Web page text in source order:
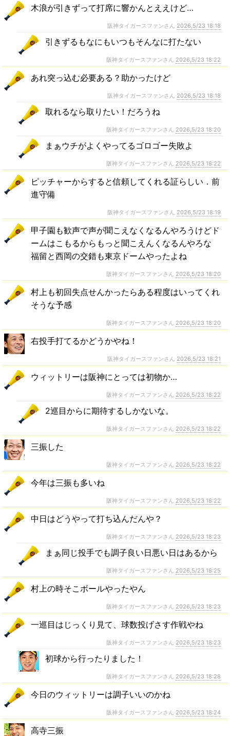
木浪が引きずって打席に響かんとええけど…
阪神タイガースファンさん 2026,5/23 18:18
引きずるもなにもいつもそんなに打たない
阪神タイガースファンさん 2026,5/23 18:22
あれ突っ込む必要ある？助かったけど
阪神タイガースファンさん 2026,5/23 18:18
取れるなら取りたい！だろうね
阪神タイガースファンさん 2026,5/23 18:20
まぁウチがよくやってるゴロゴー失敗よ
阪神タイガースファンさん 2026,5/23 18:22
ピッチャーからすると信頼してくれる証らしい．前
進守備
阪神タイガースファンさん 2026,5/23 18:19
甲子園も歓声で声が聞こえなくなるんやろうけどド
ームはこもるからもっと聞こえんくなるんやろな
福留と西岡の交錯も東京ドームやったよね
阪神タイガースファンさん 2026,5/23 18:20
村上も初回失点せんかったらある程度はいってくれ
そうな予感
阪神タイガースファンさん 2026,5/23 18:20
右投手打てるかどうかやね！
阪神タイガースファンさん 2026,5/23 18:21
ウィットリーは阪神にとっては初物か…
阪神タイガースファンさん 2026,5/23 18:22
2巡目からに期待するしかないな。
阪神タイガースファンさん 2026,5/23 18:22
三振した
阪神タイガースファンさん 2026,5/23 18:22
今年は三振も多いね
阪神タイガースファンさん 2026,5/23 18:22
中日はどうやって打ち込んだんや？
阪神タイガースファンさん 2026,5/23 18:23
まぁ同じ投手でも調子良い日悪い日はあるから
阪神タイガースファンさん 2026,5/23 18:25
村上の時そこボールやったやん
阪神タイガースファンさん 2026,5/23 18:23
一巡目はじっくり見て、球数投げさす作戦やね
阪神タイガースファンさん 2026,5/23 18:23
初球から行ったりました！
阪神タイガースファンさん 2026,5/23 18:28
今日のウィットリーは調子いいのかね
阪神タイガースファンさん 2026,5/23 18:24
高寺三振